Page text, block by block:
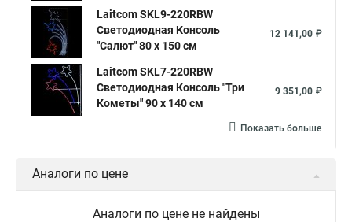
Laitcom SKL9-220RBW
Светодиодная Консоль
"Салют" 80 x 150 см
12 141,00 ₽
Laitcom SKL7-220RBW
Светодиодная Консоль "Три
Кометы" 90 x 140 см
9 351,00 ₽
Показать больше
Аналоги по цене
Аналоги по цене не найдены